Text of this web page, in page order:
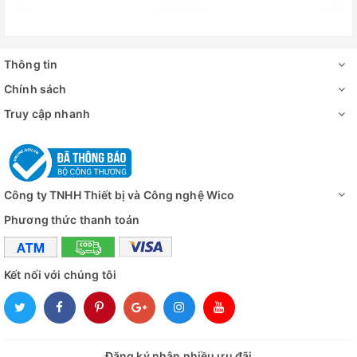
Đánh giá
Thông tin
Chính sách
Truy cập nhanh
Công ty TNHH Thiết bị và Công nghệ Wico
Phương thức thanh toán
Kết nối với chúng tôi